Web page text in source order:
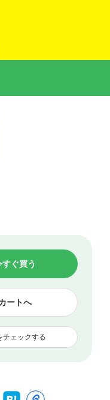
ートへ
すぐ買う
チェックする